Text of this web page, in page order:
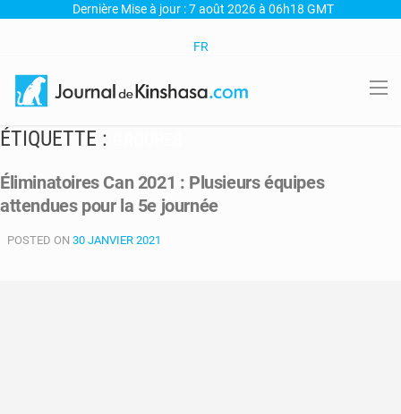
Dernière Mise à jour : 7 août 2026 à 06h18 GMT
FR
ÉTIQUETTE :
Éliminatoires Can 2021 : Plusieurs équipes
attendues pour la 5e journée
POSTED ON 30 JANVIER 2021